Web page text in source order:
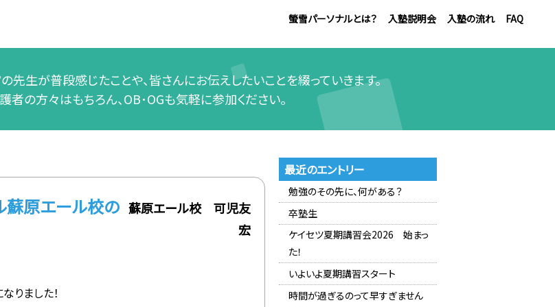
螢雪パーソナルとは？ 入塾説明会 入塾の流れ FAQ
先生が普段感じたことや、皆さんにお伝えしたいことを綴っていきます。
者の方々はもちろん、OB･OGも気軽に参加ください。
蘇原エール校の 蘇原エール校 可児友
宏
りました！
最近のエントリー
勉強のその先に、何がある？
卒塾生
ケイセツ夏期講習会2026 始まっ
た！
いよいよ夏期講習スタート
時間が過ぎるのって早すぎません